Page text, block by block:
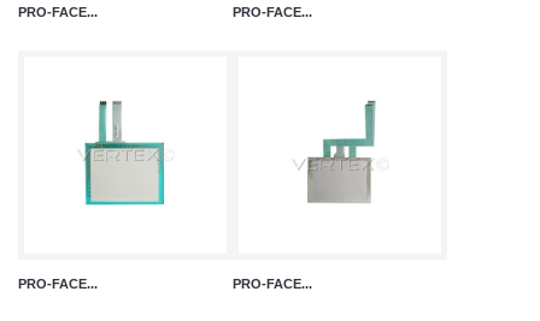
PRO-FACE... PRO-FACE...
PRO-FACE... PRO-FACE...